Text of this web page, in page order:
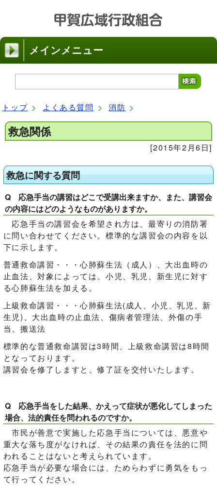
メインメニュー
トップ よくある質問 消防
救急関係
[2015年2月6日]
救急に関する質問
Q 応急手当の講習はどこで受講出来ますか、また、講習会
の内容にはどのようなものがありますか。
応急手当の講習会を希望され方は、最寄りの消防署
に問い合わせてください。標準的な講習会の内容を以
下に示します。
普通救命講習・・・心肺蘇生法（成人）、大出血時の
止血法、対象によっては、小児、乳児、新生児に対す
る心肺蘇生法を加える。
上級救命講習・・・心肺蘇生法(成人、小児、乳児、新
生児)、大出血時の止血法、傷病者管理法、外傷の手
当、搬送法
標準的な普通救命講習は3時間、上級救命講習は8時間
となっております。
講習会を修了しますと、修了証を交付いたします。
Q 応急手当をした結果、かえって症状が悪化してしまった
場合、法的責任を問われるのですか。
市民が善意で実施した応急手当については、悪意や
重大な落ち度がなければ、その結果の責任を法的に問
われることはないと考えられています。
応急手当が必要な場合には、ためらわずに勇気をもっ
て行ってください。